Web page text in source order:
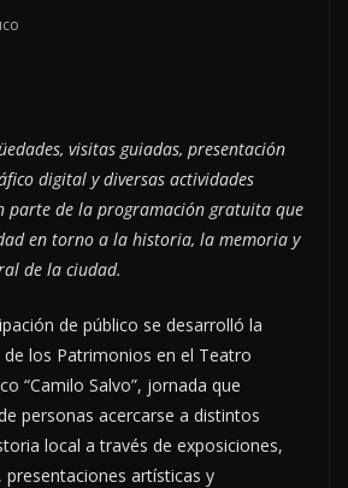
visitas guiadas, presentación
digital y diversas actividades
parte de la programación gratuita que
en torno a la historia, la memoria y
de la ciudad.
de público se desarrolló la
los Patrimonios en el Teatro
“Camilo Salvo”, jornada que
personas acercarse a distintos
local a través de exposiciones,
artísticas y